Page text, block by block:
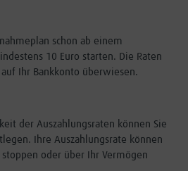
schon ab einem
10 Euro starten. Die Raten
Ihr Bankkonto überwiesen.
der Auszahlungsraten können Sie
Ihre Auszahlungsrate können
oder über Ihr Vermögen